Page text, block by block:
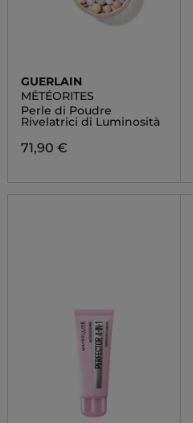
GUERLAIN
MÉTÉORITES
Perle di Poudre
Rivelatrici di Luminosità
71,90 €